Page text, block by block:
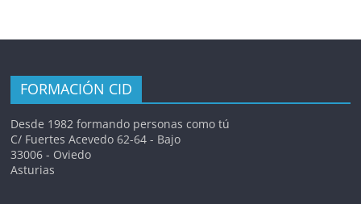
FORMACIÓN CID
Desde 1982 formando personas como tú
C/ Fuertes Acevedo 62-64 - Bajo
33006 - Oviedo
Asturias